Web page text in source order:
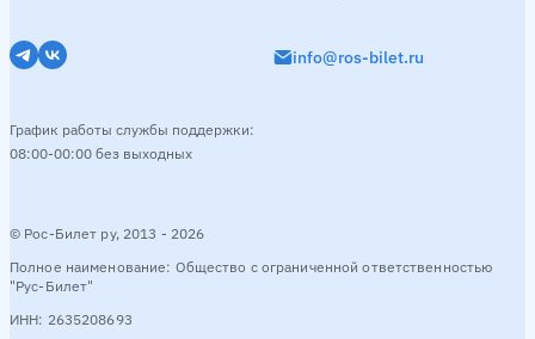
© Рос-Билет ру, 2013 - 2026
Полное наименование: Общество с ограниченной ответственностью
"Рус-Билет"
ИНН: 2635208693
info@ros-bilet.ru
График работы службы поддержки:
08:00-00:00 без выходных